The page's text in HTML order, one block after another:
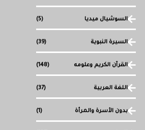
السوشيال ميديا (5)
السيرة النبوية (39)
القرآن الكريم وعلومه (148)
اللغة العربية (37)
بدون الأسرة والمرأة (1)